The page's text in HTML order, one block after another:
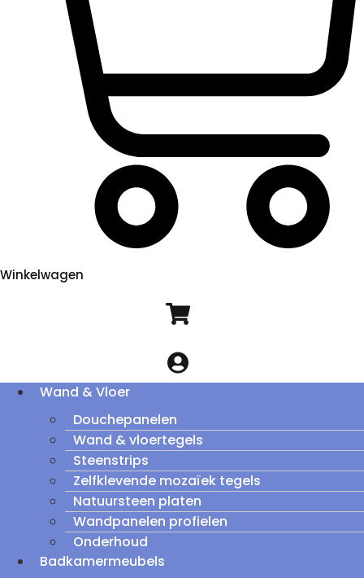
Winkelwagen
Wand & Vloer
Douchepanelen
Wand & vloertegels
Steenstrips
Zelfklevende mozaïek tegels
Natuursteen platen
Wandpanelen profielen
Onderhoud
Badkamermeubels